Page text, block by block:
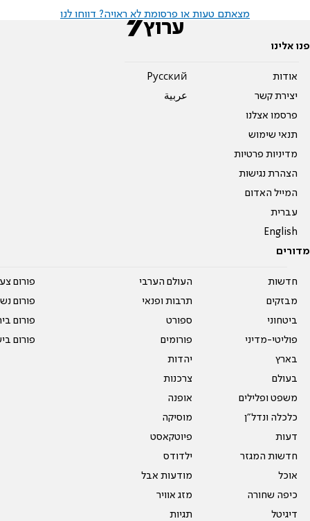
מצאתם טעות או פרסומת לא ראויה? דווחו לנו
פנו אלינו
אודות
יצירת קשר
פרסמו אצלנו
תנאי שימוש
מדיניות פרטיות
הצהרת נגישות
המייל האדום
עברית
English
Pусский
عربية
מדורים
חדשות
מבזקים
ביטחוני
פוליטי-מדיני
בארץ
בעולם
משפט ופלילים
כלכלה ונדל"ן
דעות
חדשות המגזר
אוכל
כיפה שחורה
דיגיטל
העולם הערבי
תרבות ופנאי
ספורט
פורומים
יהדות
צרכנות
אופנה
מוסיקה
פיוטקאסט
ילדודס
מודעות אבל
מזג אוויר
תגיות
פורום
פורום
פורום
פורום